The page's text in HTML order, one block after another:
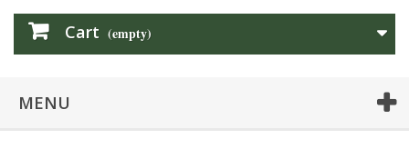
Cart (empty)
MENU